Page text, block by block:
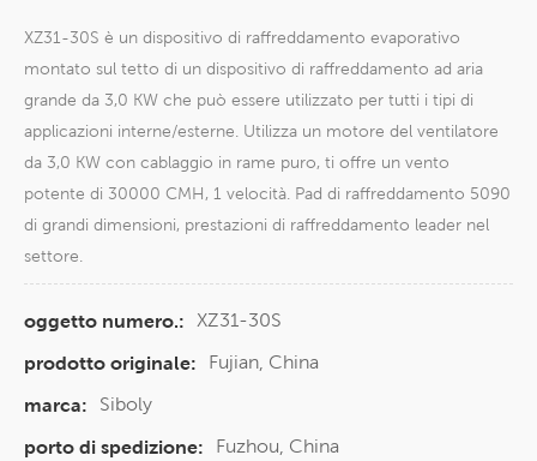
XZ31-30S è un dispositivo di raffreddamento evaporativo
montato sul tetto di un dispositivo di raffreddamento ad aria
grande da 3,0 KW che può essere utilizzato per tutti i tipi di
applicazioni interne/esterne. Utilizza un motore del ventilatore
da 3,0 KW con cablaggio in rame puro, ti offre un vento
potente di 30000 CMH, 1 velocità. Pad di raffreddamento 5090
di grandi dimensioni, prestazioni di raffreddamento leader nel
settore.
oggetto numero.: XZ31-30S
prodotto originale:
Fujian, China
marca:
Siboly
porto di spedizione:
Fuzhou, China